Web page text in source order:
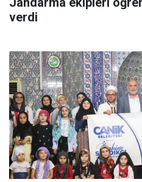
verdi